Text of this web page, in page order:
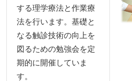
する理学療法と作業療
法を行います。基礎と
なる触診技術の向上を
図るための勉強会を定
期的に開催していま
す。